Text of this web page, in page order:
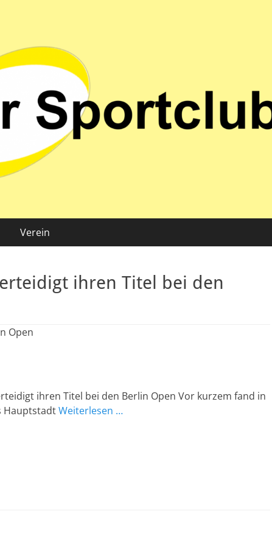
e.V.
Verein
ihren Titel bei den
Open
ihren Titel bei den Berlin Open Vor kurzem fand in
HauptstadtWeiterlesen …